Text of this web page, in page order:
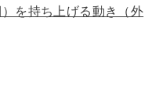
を持ち上げる動き（外